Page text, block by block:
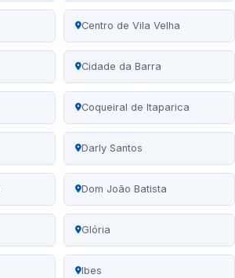
Centro de Vila Velha
Cidade da Barra
Coqueiral de Itaparica
Darly Santos
Dom João Batista
Glória
Ibes